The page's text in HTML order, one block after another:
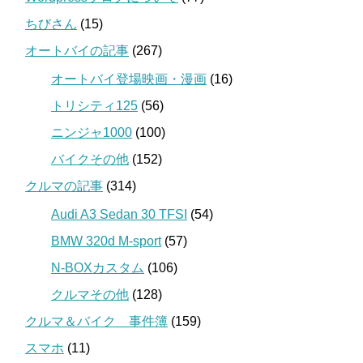
ちびさん (15)
オートバイの記事 (267)
オートバイ登場映画・漫画 (16)
トリシティ125 (56)
ニンジャ1000 (100)
バイクその他 (152)
クルマの記事 (314)
Audi A3 Sedan 30 TFSI (54)
BMW 320d M-sport(57)
N-BOXカスタム (106)
クルマその他 (128)
クルマ＆バイク 事件簿 (159)
スマホ (11)